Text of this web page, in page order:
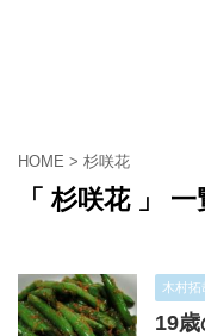
HOME > 杉咲花
「 杉咲花 」 一
木村拓
19